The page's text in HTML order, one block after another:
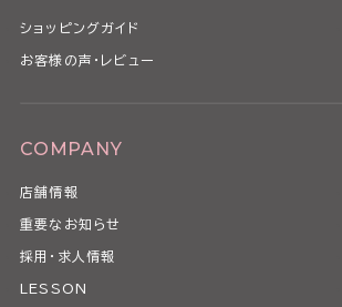
ショッピングガイド
お客様の声・レビュー
COMPANY
店舗情報
重要なお知らせ
採用・求人情報
LESSON